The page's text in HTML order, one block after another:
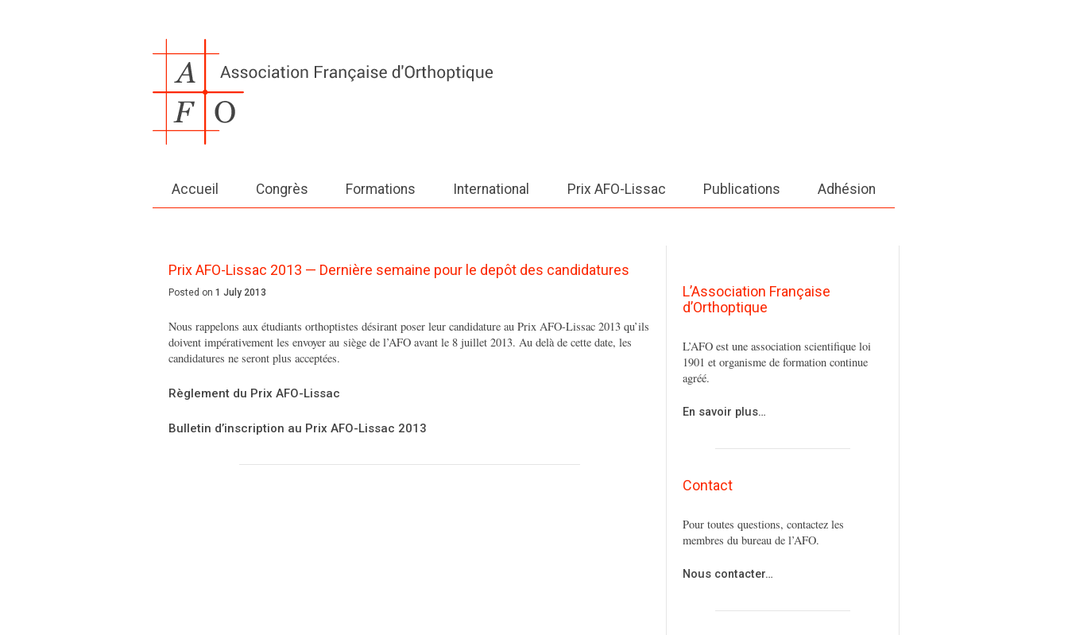
Accueil Congrès Formations International Prix AFO-Lissac Publications Adhésion
Prix AFO-Lissac 2013 — Dernière semaine pour le depôt des candidatures
Posted on 1 July 2013
Nous rappelons aux étudiants orthoptistes désirant poser leur candidature au Prix AFO-Lissac 2013 qu’ils
doivent impérativement les envoyer au siège de l’AFO avant le 8 juillet 2013. Au delà de cette date, les
candidatures ne seront plus acceptées.
Règlement du Prix AFO-Lissac
Bulletin d’inscription au Prix AFO-Lissac 2013
L’Association Française
d’Orthoptique
L’AFO est une association scientifique loi
1901 et organisme de formation continue
agréé.
En savoir plus…
Contact
Pour toutes questions, contactez les
membres du bureau de l’AFO.
Nous contacter…